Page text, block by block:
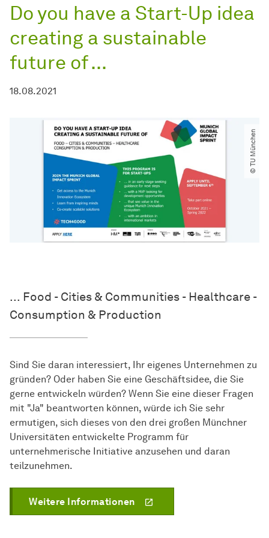
Do you have a Start-Up idea
creating a sustainable
future of ...
18.08.2021
© TU München
... Food - Cities & Communities - Healthcare -
Consumption & Production
Sind Sie daran interessiert, Ihr eigenes Unternehmen zu
gründen? Oder haben Sie eine Geschäftsidee, die Sie
gerne entwickeln würden? Wenn Sie eine dieser Fragen
mit "Ja" beantworten können, würde ich Sie sehr
ermutigen, sich dieses von den drei großen Münchner
Universitäten entwickelte Programm für
unternehmerische Initiative anzusehen und daran
teilzunehmen.
Weitere Informationen